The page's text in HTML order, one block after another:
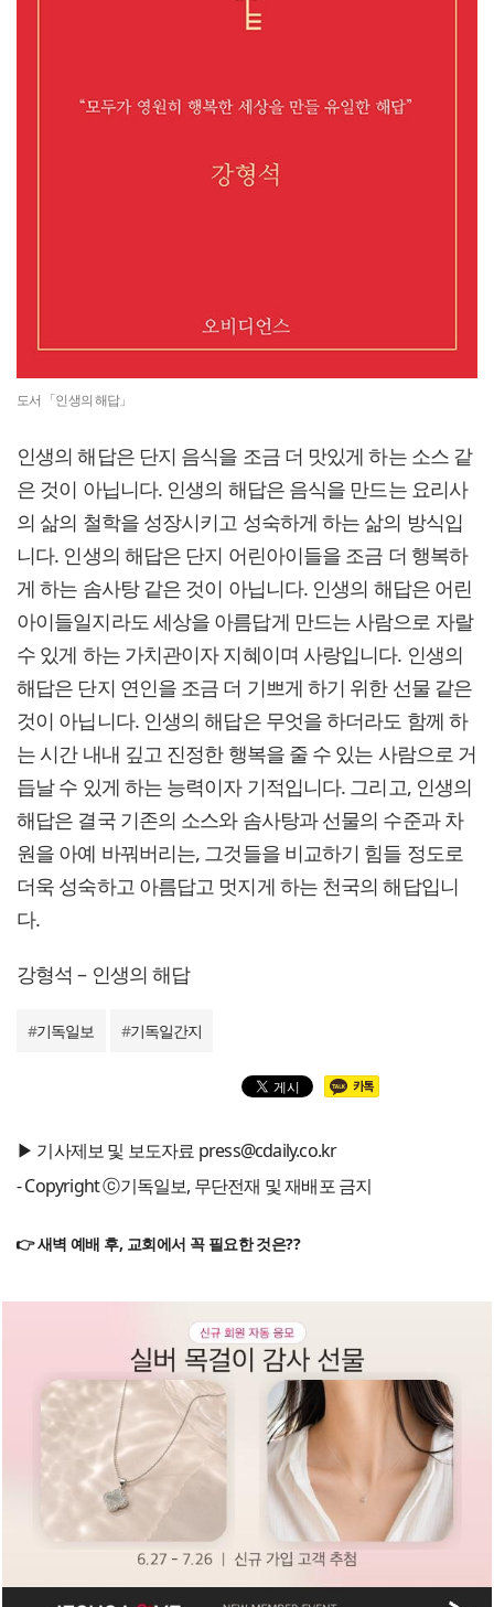
도서 「인생의 해답」
인생의 해답은 단지 음식을 조금 더 맛있게 하는 소스 같
은 것이 아닙니다. 인생의 해답은 음식을 만드는 요리사
의 삶의 철학을 성장시키고 성숙하게 하는 삶의 방식입
니다. 인생의 해답은 단지 어린아이들을 조금 더 행복하
게 하는 솜사탕 같은 것이 아닙니다. 인생의 해답은 어린
아이들일지라도 세상을 아름답게 만드는 사람으로 자랄
수 있게 하는 가치관이자 지혜이며 사랑입니다. 인생의
해답은 단지 연인을 조금 더 기쁘게 하기 위한 선물 같은
것이 아닙니다. 인생의 해답은 무엇을 하더라도 함께 하
는 시간 내내 깊고 진정한 행복을 줄 수 있는 사람으로 거
듭날 수 있게 하는 능력이자 기적입니다. 그리고, 인생의
해답은 결국 기존의 소스와 솜사탕과 선물의 수준과 차
원을 아예 바꿔버리는, 그것들을 비교하기 힘들 정도로
더욱 성숙하고 아름답고 멋지게 하는 천국의 해답입니
다.
강형석 – 인생의 해답
#기독일보 #기독일간지
▶ 기사제보 및 보도자료 press@cdaily.co.kr
- Copyright ⓒ기독일보, 무단전재 및 재배포 금지
👉 새벽 예배 후, 교회에서 꼭 필요한 것은??